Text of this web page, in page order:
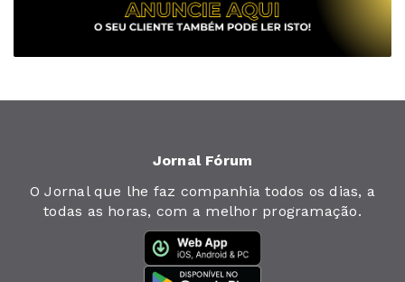
Jornal Fórum
O Jornal que lhe faz companhia todos os dias, a
todas as horas, com a melhor programação.